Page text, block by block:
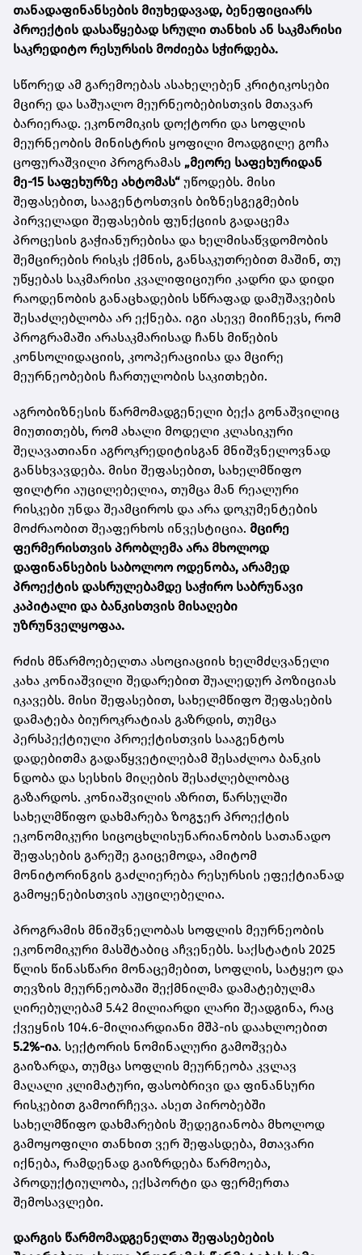
თანადაფინანსების მიუხედავად, ბენეფიციარს
პროექტის დასაწყებად სრული თანხის ან საკმარისი
საკრედიტო რესურსის მოძიება სჭირდება.
სწორედ ამ გარემოებას ასახელებენ კრიტიკოსები
მცირე და საშუალო მეურნეობებისთვის მთავარ
ბარიერად. ეკონომიკის დოქტორი და სოფლის
მეურნეობის მინისტრის ყოფილი მოადგილე გოჩა
ცოფურაშვილი პროგრამას „მეორე საფეხურიდან
მე-15 საფეხურზე ახტომას“ უწოდებს. მისი
შეფასებით, სააგენტოსთვის ბიზნესგეგმების
პირველადი შეფასების ფუნქციის გადაცემა
პროცესის გაჭიანურებისა და ხელმისაწვდომობის
შემცირების რისკს ქმნის, განსაკუთრებით მაშინ, თუ
უწყებას საკმარისი კვალიფიციური კადრი და დიდი
რაოდენობის განაცხადების სწრაფად დამუშავების
შესაძლებლობა არ ექნება. იგი ასევე მიიჩნევს, რომ
პროგრამაში არასაკმარისად ჩანს მიწების
კონსოლიდაციის, კოოპერაციისა და მცირე
მეურნეობების ჩართულობის საკითხები.
აგრობიზნესის წარმომადგენელი ბექა გონაშვილიც
მიუთითებს, რომ ახალი მოდელი კლასიკური
შეღავათიანი აგროკრედიტისგან მნიშვნელოვნად
განსხვავდება. მისი შეფასებით, სახელმწიფო
ფილტრი აუცილებელია, თუმცა მან რეალური
რისკები უნდა შეამციროს და არა დოკუმენტების
მოძრაობით შეაფერხოს ინვესტიცია. მცირე
ფერმერისთვის პრობლემა არა მხოლოდ
დაფინანსების საბოლოო ოდენობა, არამედ
პროექტის დასრულებამდე საჭირო საბრუნავი
კაპიტალი და ბანკისთვის მისაღები
უზრუნველყოფაა.
რძის მწარმოებელთა ასოციაციის ხელმძღვანელი
კახა კონიაშვილი შედარებით შუალედურ პოზიციას
იკავებს. მისი შეფასებით, სახელმწიფო შეფასების
დამატება ბიუროკრატიას გაზრდის, თუმცა
პერსპექტიული პროექტისთვის სააგენტოს
დადებითმა გადაწყვეტილებამ შესაძლოა ბანკის
ნდობა და სესხის მიღების შესაძლებლობაც
გაზარდოს. კონიაშვილის აზრით, წარსულში
სახელმწიფო დახმარება ზოგჯერ პროექტის
ეკონომიკური სიცოცხლისუნარიანობის სათანადო
შეფასების გარეშე გაიცემოდა, ამიტომ
მონიტორინგის გაძლიერება რესურსის ეფექტიანად
გამოყენებისთვის აუცილებელია.
პროგრამის მნიშვნელობას სოფლის მეურნეობის
ეკონომიკური მასშტაბიც აჩვენებს. საქსტატის 2025
წლის წინასწარი მონაცემებით, სოფლის, სატყეო და
თევზის მეურნეობაში შექმნილმა დამატებულმა
ღირებულებამ 5.42 მილიარდი ლარი შეადგინა, რაც
ქვეყნის 104.6-მილიარდიანი მშპ-ის დაახლოებით
5.2%-ია. სექტორის ნომინალური გამოშვება
გაიზარდა, თუმცა სოფლის მეურნეობა კვლავ
მაღალი კლიმატური, ფასობრივი და ფინანსური
რისკებით გამოირჩევა. ასეთ პირობებში
სახელმწიფო დახმარების შედეგიანობა მხოლოდ
გამოყოფილი თანხით ვერ შეფასდება, მთავარი
იქნება, რამდენად გაიზრდება წარმოება,
პროდუქტიულობა, ექსპორტი და ფერმერთა
შემოსავლები.
დარგის წარმომადგენელთა შეფასებების